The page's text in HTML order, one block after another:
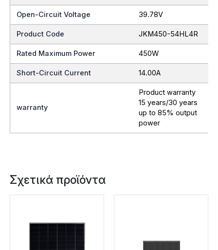
Open-Circuit Voltage 39.78V
Product Code JKM450-54HL4R
Rated Maximum Power 450W
Short-Circuit Current 14.00A
warranty
Product warranty
15 years/30 years
up to 85% output
power
Σχετικά προϊόντα